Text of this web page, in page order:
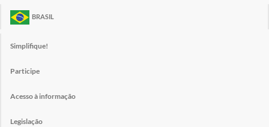
BRASIL
Simplifique!
Participe
Acesso à informação
Legislação